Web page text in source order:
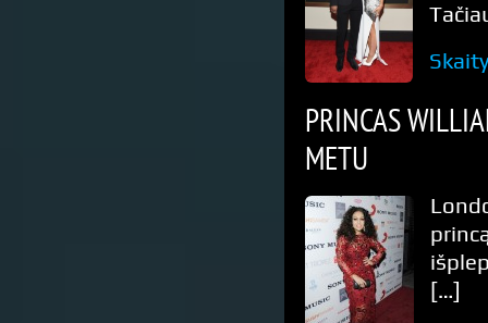
PRINCAS
METU
[…]